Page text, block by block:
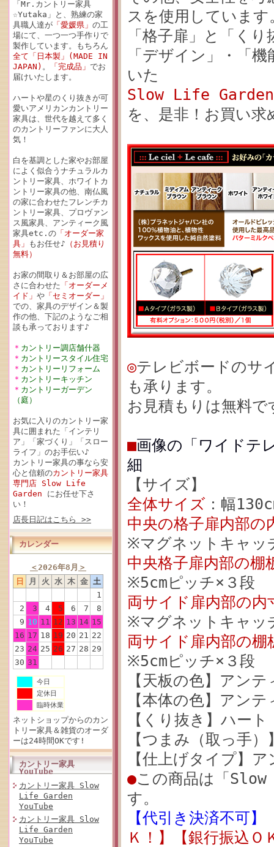
「Mr.カントリー家具
☆Yutaka」と、熟練の家
具職人達が 「愛媛県」 の工
場にて、一つ一つ手作りで
製作しています。もちろん
全て「日本製」(MADE IN
JAPAN) 。 「完成品」 でお
届けいたします。
ハートや星のくり抜きが可
愛いアメリカンカントリー
家具は、世代を越えて多く
のカントリーファンに大人
気！
白を基調とした家やお部屋
によく似合うナチュラルカ
ントリー家具、ホワイトカ
ントリー家具の他、南仏風
の家に合わせたフレンチカ
ントリー家具、プロヴァン
ス風家具、アンティーク風
家具etc.の 「オーダー家
具」 もお任せ♪ （お見積り
無料）
お家の間取り＆お部屋の広
さに合わせた 「オーダーメ
イド」 や 「セミオーダー」
での、家具のデザイン＆製
作の他、下記のようなご相
談も承っております♪
＊ カントリー調店舗什器
＊ カントリースタイル住宅
＊ カントリーリフォーム
＊ カントリーキッチン
＊ カントリーガーデン
（庭）
お気に入りのカントリー家
具に囲まれた「インテリ
ア」「家づくり」「スロー
ライフ」のお手伝い♪
カントリー家具の事なら安
心と信頼のカントリー家具
専門店 Slow Life
Garden にお任せ下さ
い！
店長日記はこちら >>
カレンダー
＜2026年8月 ＞
日
月 火 水 木 金 土
1
2
3 4 5 6 7
8
9 10 11 12 13 14 15
16 17 18 19 20 21 22
23 24 25 26 27 28 29
30 31
今日
定休日
臨時休業
ネットショップからのカン
トリー家具＆雑貨のオーダ
ーは24時間OKです!
カントリー家具
YouTube
カントリー家具 Slow
Life Garden
YouTube
カントリー家具 Slow
Life Garden
YouTube
スを使用しています
「格子扉」と「く
「デザイン」・「
いた
Slow Life Garden
を、是非！お買い求
◎テレビボードのサ
も承ります。
お見積もりは無料
■画像の「ワイドテ
細
【サイズ】
全体サイズ ：幅
中央の格子扉内部の
※マグネットキャッ
中央格子扉内部の棚
※5cmピッチ×３段
両サイド扉内部の内
※マグネットキャッ
両サイド扉内部の棚
※5cmピッチ×３段
【天板の色】アン
【本体の色】アン
【くり抜き】ハート
【つまみ（取っ手
【仕上げタイプ】
●この商品は「
す。
【代引き決済不可】
Ｋ！】【銀行振込Ｏ